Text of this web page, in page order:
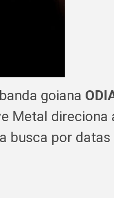
goiana
Metal direciona
busca por